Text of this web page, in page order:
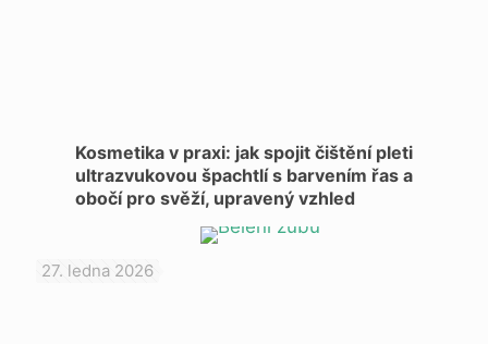
Kosmetika v praxi: jak spojit čištění pleti
ultrazvukovou špachtlí s barvením řas a
obočí pro svěží, upravený vzhled
27. ledna 2026